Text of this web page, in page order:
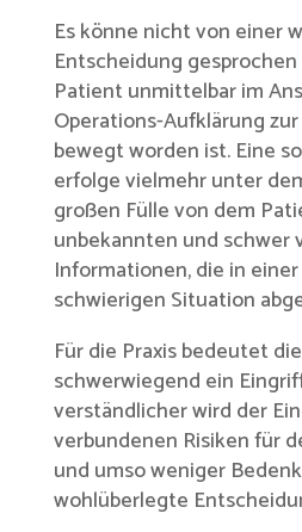
Es könne nicht von einer
Entscheidung
Patient unmittelbar im
Operations-Aufklärung
bewegt worden ist. Eine
erfolge vielmehr unter
großen Fülle von dem
unbekannten und schwer
Informationen, die in
schwierigen Situation
Für die Praxis bedeutet
schwerwiegend ein
verständlicher wird der
verbundenen Risiken für
und umso weniger
wohlüberlegte